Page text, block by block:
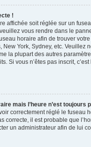
!
affichée soit réglée sur un
vous rendre dans le
horaire afin de trouver
New York, Sydney, etc. Veuillez
la plupart des autres
Si vous n’êtes pas inscrit,
mais l’heure n’est toujours
correctement réglé le fuseau
correcte, il est probable que
un administrateur afin de lui